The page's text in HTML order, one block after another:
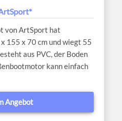
von ArtSport hat
155 x 70 cm und wiegt 55
aus PVC, der Boden
kann einfach
Angebot